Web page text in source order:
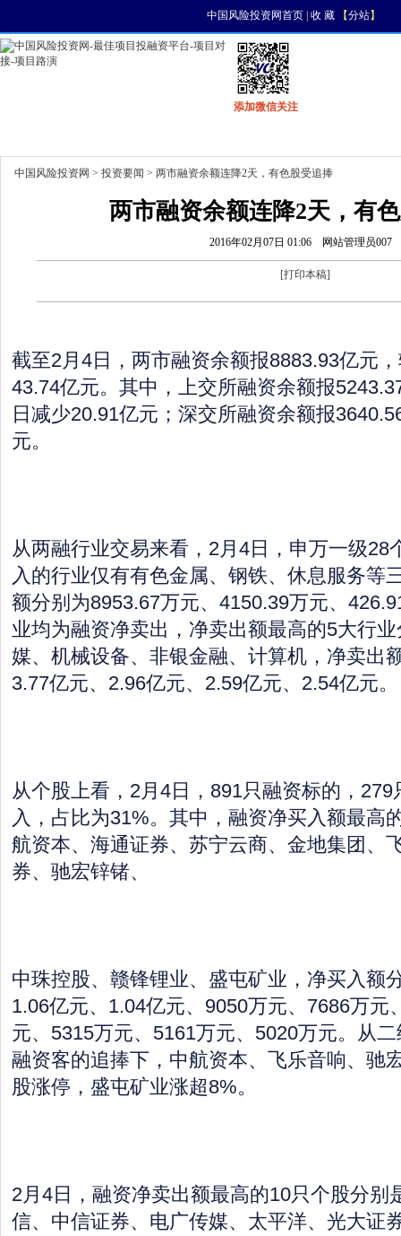
中国风险投资网首页| 收 藏【分站】
添加微信关注
中国风险投资网 > 投资要闻 > 两市融资余额连降2天，有色股受追捧
两市融资余额连降2天，有
2016年02月07日 01:06 网站管理员007
[打印本稿]
截至2月4日，两市融资余额报8883.93亿元
43.74亿元。其中，上交所融资余额报
日减少20.91亿元；深交所融资余额报
元。
从两融行业交易来看，2月4日，申万一级28
入的行业仅有有色金属、钢铁、休息服务等
额分别为8953.67万元、4150.39万元、
业均为融资净卖出，净卖出额最高的5大行
媒、机械设备、非银金融、计算机，净卖出
3.77亿元、2.96亿元、2.59亿元、2.54亿元。
从个股上看，2月4日，891只融资标的，
入，占比为31%。其中，融资净买入额最高
航资本、海通证券、苏宁云商、金地集团、
券、驰宏锌锗、
中珠控股、赣锋锂业、盛屯矿业，净买入额
1.06亿元、1.04亿元、9050万元、7686万元
元、5315万元、5161万元、5020万元。从
融资客的追捧下，中航资本、飞乐音响、驰
股涨停，盛屯矿业涨超8%。
2月4日，融资净卖出额最高的10只个股分别
信、中信证券、电广传媒、太平洋、光大证